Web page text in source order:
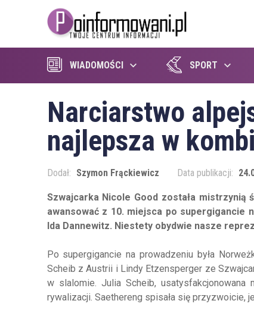
WIADOMOŚCI SPORT
Narciarstwo
najlepsza w
Dodał: Szymon Frąckiewicz Data publikacji:
Szwajcarka Nicole Good została mistrzynią
awansować z 10. miejsca po supergigancie
Ida Dannewitz. Niestety obydwie nasze
Po supergigancie na prowadzeniu była
Scheib z Austrii i Lindy Etzensperger ze
w slalomie. Julia Scheib,
rywalizacji. Saethereng spisała się przyzwoicie,